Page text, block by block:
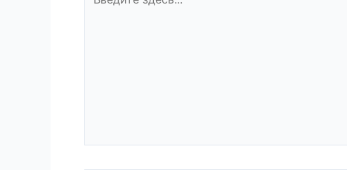
здесь...